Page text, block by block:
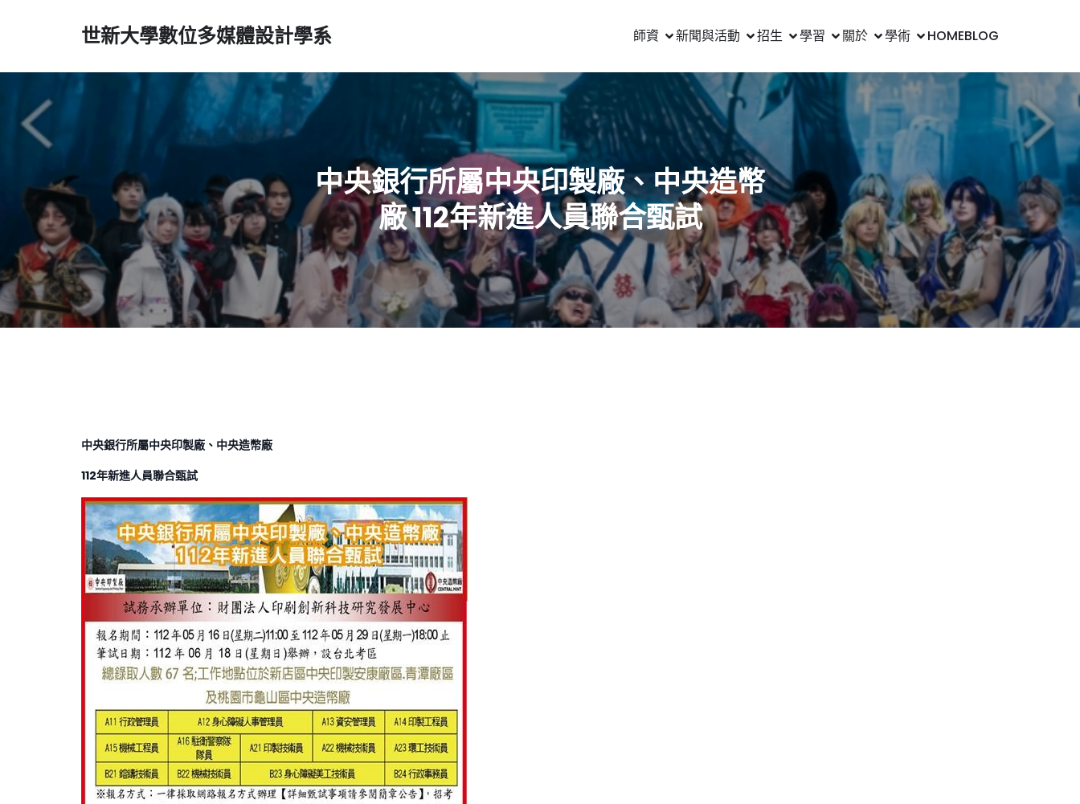
世新大學數位多媒體設計學系 師資 新聞與活動 招生 學習 關於 學術 HOMEBLOG
中央銀行所屬中央印製廠、中央造幣
廠 112年新進人員聯合甄試
中央銀行所屬中央印製廠、中央造幣廠
112年新進人員聯合甄試